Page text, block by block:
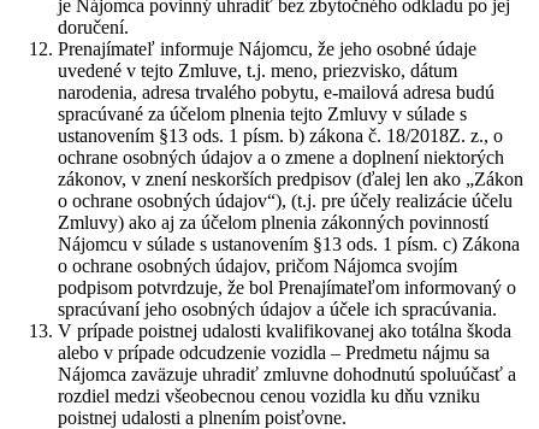
je Nájomca povinný uhradiť bez zbytočného odkladu po jej
doručení.
Prenajímateľ informuje Nájomcu, že jeho osobné údaje
uvedené v tejto Zmluve, t.j. meno, priezvisko, dátum
narodenia, adresa trvalého pobytu, e-mailová adresa budú
spracúvané za účelom plnenia tejto Zmluvy v súlade s
ustanovením §13 ods. 1 písm. b) zákona č. 18/2018Z. z., o
ochrane osobných údajov a o zmene a doplnení niektorých
zákonov, v znení neskorších predpisov (ďalej len ako „Zákon
o ochrane osobných údajov“), (t.j. pre účely realizácie účelu
Zmluvy) ako aj za účelom plnenia zákonných povinností
Nájomcu v súlade s ustanovením §13 ods. 1 písm. c) Zákona
o ochrane osobných údajov, pričom Nájomca svojím
podpisom potvrdzuje, že bol Prenajímateľom informovaný o
spracúvaní jeho osobných údajov a účele ich spracúvania.
V prípade poistnej udalosti kvalifikovanej ako totálna škoda
alebo v prípade odcudzenie vozidla – Predmetu nájmu sa
Nájomca zaväzuje uhradiť zmluvne dohodnutú spoluúčasť a
rozdiel medzi všeobecnou cenou vozidla ku dňu vzniku
poistnej udalosti a plnením poisťovne.